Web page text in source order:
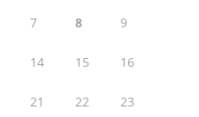
7 8 9
14 15 16
21 22 23